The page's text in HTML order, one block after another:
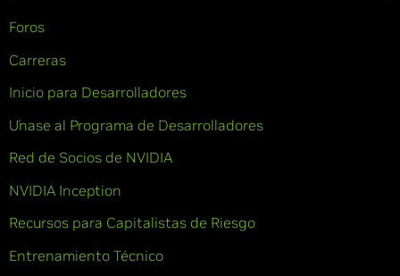
Foros
Carreras
Inicio para Desarrolladores
Únase al Programa de Desarrolladores
Red de Socios de NVIDIA
NVIDIA Inception
Recursos para Capitalistas de Riesgo
Entrenamiento Técnico